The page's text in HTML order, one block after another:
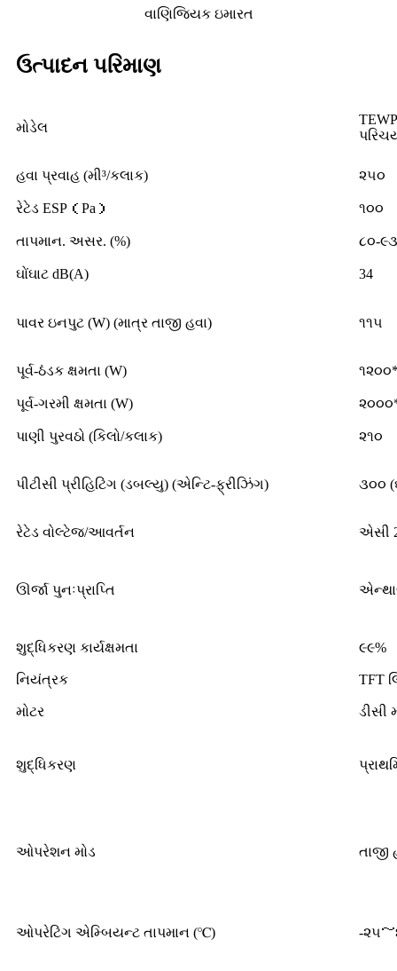
વાણિજ્યિક ઇમારત
ઉત્પાદન પરિમાણ
મોડેલ
હવા પ્રવાહ (મી³/કલાક) ૨૫૦
રેટેડ ESP（Pa） ૧૦૦
તાપમાન. અસર. (%) ૮૦-૯૩
ઘોંઘાટ dB(A) 34
પાવર ઇનપુટ (W) (માત્ર તાજી હવા) ૧૧૫
પૂર્વ-ઠંડક ક્ષમતા (W)
પૂર્વ-ગરમી ક્ષમતા (W)
પાણી પુરવઠો (કિલો/કલાક) ૨૧૦
પીટીસી પ્રીહિટિંગ (ડબલ્યુ) (એન્ટિ-ફ્રીઝિંગ) ૩૦૦
રેટેડ વોલ્ટેજ/આવર્તન એસી
ઊર્જા પુનઃપ્રાપ્તિ
શુદ્ધિકરણ કાર્યક્ષમતા ૯૯%
નિયંત્રક TFT
મોટર ડીસી
શુદ્ધિકરણ
ઓપરેશન મોડ તાજી
ઓપરેટિંગ એમ્બિયન્ટ તાપમાન (℃) -૨૫